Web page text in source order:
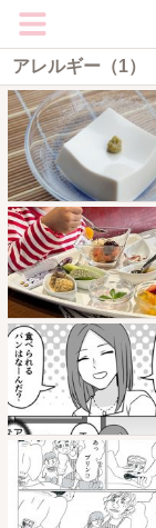
アレルギー（1）